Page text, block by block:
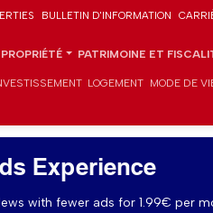
BULLETIN D'INFORMATION
PROPRIÉTÉ PATRIMOINE ET
LOGEMENT MODE DE
Experience
with fewer ads for 1.99€ per